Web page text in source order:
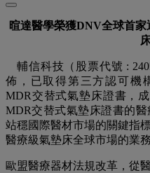
暄達醫學榮獲DNV全球首家
輔信科技（股票代號 :
佈，已取得第三方認可機
MDR交替式氣墊床證書，
MDR交替式氣墊床證書的
站穩國際醫材市場的關鍵指
醫療級氣墊床全球市場的業務
歐盟醫療器材法規改革，從